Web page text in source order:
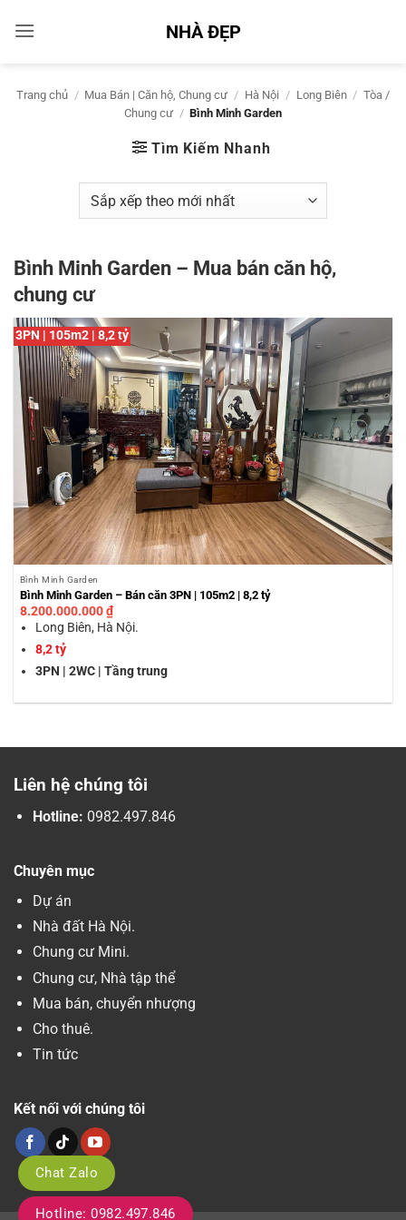
qua
NHÀ ĐẸP
Trang chủ / Mua Bán | Căn hộ, Chung cư / Hà Nội / Long Biên / Tòa /
Chung cư / Bình Minh Garden
Tìm Kiếm Nhanh
Bình Minh Garden – Mua bán căn hộ,
chung cư
3PN | 105m2 | 8,2 tỷ
Bình Minh Garden
Bình Minh Garden – Bán căn 3PN | 105m2 | 8,2 tỷ
8.200.000.000₫
Long Biên, Hà Nội.
8,2 tỷ
3PN | 2WC | Tầng trung
Liên hệ chúng tôi
Hotline: 0982.497.846
Chuyên mục
Dự án
Nhà đất Hà Nội.
Chung cư Mini.
Chung cư, Nhà tập thể
Mua bán, chuyển nhượng
Cho thuê.
Tin tức
Kết nối với chúng tôi
Chat Zalo
Hotline: 0982.497.846